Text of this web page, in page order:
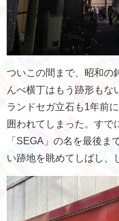
ついこの間まで、昭和の
んべ横丁はもう跡形もな
ランドセガ立石も1年前
囲われてしまった。すで
「SEGA」の名を最後ま
い跡地を眺めてしばし、